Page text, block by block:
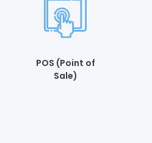
POS (Point of
Sale)